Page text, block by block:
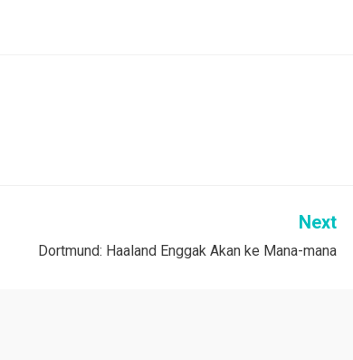
Next
Dortmund: Haaland Enggak Akan ke Mana-mana